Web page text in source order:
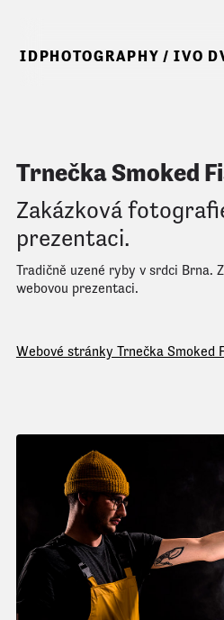
IDPHOTOGRAPHY / IVO
Trnečka Smoked
Zakázková
prezentaci.
Tradičně uzené ryby v srdci Brna.
webovou prezentaci.
Webové stránky Trnečka Smoked